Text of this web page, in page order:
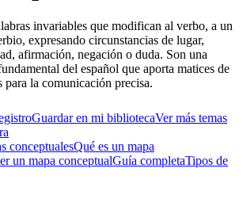
invariables que modifican al verbo, a un
expresando circunstancias de lugar,
afirmación, negación o duda. Son una
del español que aporta matices de
para la comunicación precisa.
Guardar en mi bibliotecaVer más temas
conceptualesQué es un mapa
un mapa conceptualGuía completaTipos de